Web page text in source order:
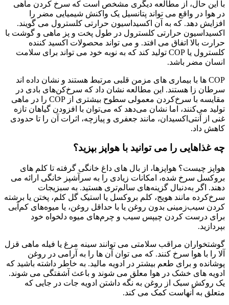
با این حال، از مطالعه دیگری مشخص است که سرخ کردن ماهی
در هوا در واقع می تواند پتانسیل یک واکنش شیمیایی مضر را
افزایش دهد. که به آن اکسیداسیون حرارتی کلسترول می گویند.
اکسیداسیون حرارتی کلسترول در طول پخت و پز ماهی و گوشت با
حرارت بالا اتفاق می افتد. و می تواند محصولات اکسید کننده
کلسترول یا COP تولید کند که به نوبه خود می تواند برای سلامت
انسان مضر باشد.
COP ها با بیماری های مزمن قلبی مرتبط هستند و نشان داده اند
سرطان زا هستند. این مطالعه نشان داد که سرخ‌کن‌های بادی در
مقایسه با سرخ‌کردن معمولی سطوح بیشتری از COP را در ماهی
تولید می‌کنند، اما نشان می‌دهد که می‌توان با افزودن گیاهان تازه
غنی از آنتی‌اکسیدان، مانند جعفری و پیازچه، اثرات آن را تا حدودی
کاهش داد.
چه غذاهایی را می توانید با هواپز بپزید؟
هواپز چیست؟ هواپزها، از بال های داغ خانگی گرفته تا کلم های
بروکسل سرخ شده، امکانات زیادی را به سرآشپز خانگی ارائه می
دهند. اگر به‌دنبال گزینه‌های سالم‌تری هستید. به سبزیجات
سرخ‌کرده مانند هویج، کلم بروکسل یا استیک گل کلم، پختن یا برشته
کردن سیب‌زمینی بدون روغن یا با حداقل روغن، یا میوه‌های کم‌آبی
برای درست کردن چیپس سیب و چرم‌های میوه دلخواه خود
بپردازید.
گوشتخواران مراقب سلامتی می توانند سینه مرغ یا فیله ماهی قزل
آلا را با هوا سرخ کنند. که می توان آن ها را به آرامی در روغن
پوشانده و برای طعم بیشتر در ادویه مالید. به خاطر داشته باشید که
ادویه های خشک در هوا معلق می شوند و باعث آشفتگی می شوند.
یک روکش سبک از روغن به نگه داشتن ادویه جات در جایی که
متعلق به آنهاست کمک می کند.